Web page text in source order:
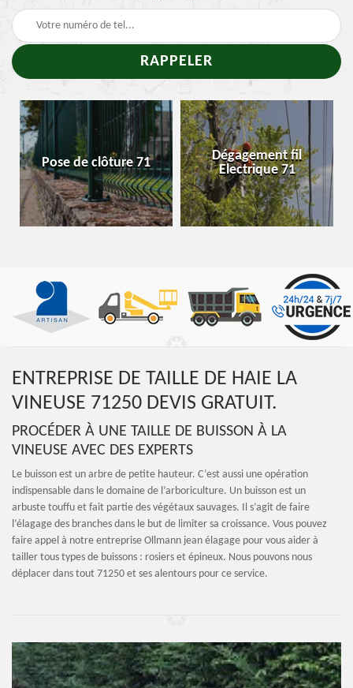
Pose de clôture 71
Dégagement fil
Electrique 71
ENTREPRISE DE TAILLE DE HAIE LA
VINEUSE 71250 DEVIS GRATUIT.
PROCÉDER À UNE TAILLE DE BUISSON À LA
VINEUSE AVEC DES EXPERTS
Le buisson est un arbre de petite hauteur. C’est aussi une opération
indispensable dans le domaine de l’arboriculture. Un buisson est un
arbuste touffu et fait partie des végétaux sauvages. Il s’agit de faire
l’élagage des branches dans le but de limiter sa croissance. Vous pouvez
faire appel à notre entreprise Ollmann jean élagage pour vous aider à
tailler tous types de buissons : rosiers et épineux. Nous pouvons nous
déplacer dans tout 71250 et ses alentours pour ce service.